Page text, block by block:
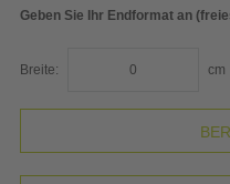
Geben Sie Ihr Endformat an
Breite: cm